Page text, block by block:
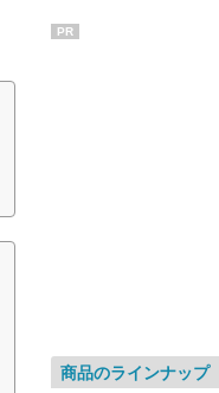
PR
商品のラインナップ